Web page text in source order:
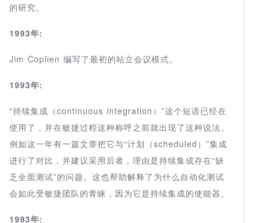
的研究。
1993年:
Jim Coplien 编写了最初的站立会议模式。
1993年:
“持续集成（continuous integration）”这个短语已经在
使用了，并在敏捷过程这种称呼之前就出现了这种说法。
例如这一年有一篇文章把它与“计划（scheduled）”集成
进行了对比，并建议采用后者，理由是持续集成存在“缺
乏全面测试”的问题。这也帮助解释了为什么自动化测试
会如此受敏捷团队的青睐，因为它是持续集成的使能器。
1993年: